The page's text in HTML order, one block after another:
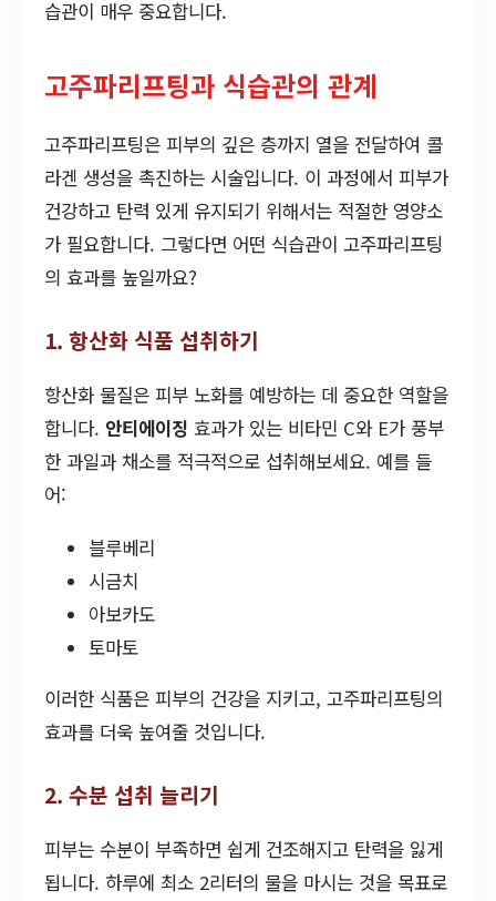
습관이 매우 중요합니다.
고주파리프팅과 식습관의 관계
고주파리프팅은 피부의 깊은 층까지 열을 전달하여 콜
라겐 생성을 촉진하는 시술입니다. 이 과정에서 피부가
건강하고 탄력 있게 유지되기 위해서는 적절한 영양소
가 필요합니다. 그렇다면 어떤 식습관이 고주파리프팅
의 효과를 높일까요?
1. 항산화 식품 섭취하기
항산화 물질은 피부 노화를 예방하는 데 중요한 역할을
합니다. 안티에이징 효과가 있는 비타민 C와 E가 풍부
한 과일과 채소를 적극적으로 섭취해보세요. 예를 들
어:
블루베리
시금치
아보카도
토마토
이러한 식품은 피부의 건강을 지키고, 고주파리프팅의
효과를 더욱 높여줄 것입니다.
2. 수분 섭취 늘리기
피부는 수분이 부족하면 쉽게 건조해지고 탄력을 잃게
됩니다. 하루에 최소 2리터의 물을 마시는 것을 목표로